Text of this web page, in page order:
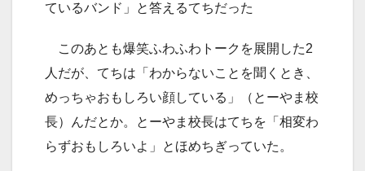
ているバンド」と答えるてちだった
このあとも爆笑ふわふわトークを展開した2
人だが、てちは「わからないことを聞くとき、
めっちゃおもしろい顔している」（とーやま校
長）んだとか。とーやま校長はてちを「相変わ
らずおもしろいよ」とほめちぎっていた。